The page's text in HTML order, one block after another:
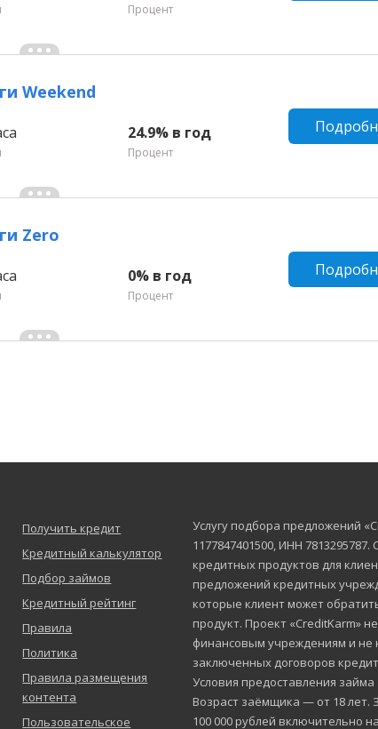
Процент
Weekend
24.9% в год
Процент
Zero
0% в год
Процент
Получить кредит
Кредитный калькулятор
Подбор займов
Кредитный рейтинг
Правила
Политика
Правила размещения
контента
Пользовательское
Услугу подбора предложений
1177847401500, ИНН
кредитных продуктов для
предложений кредитных
которые клиент может
продукт. Проект «CreditKarm»
финансовым учреждениям и не
заключенных договоров
Условия предоставления займа
Возраст заёмщика — от 18 лет.
100 000 рублей включительно